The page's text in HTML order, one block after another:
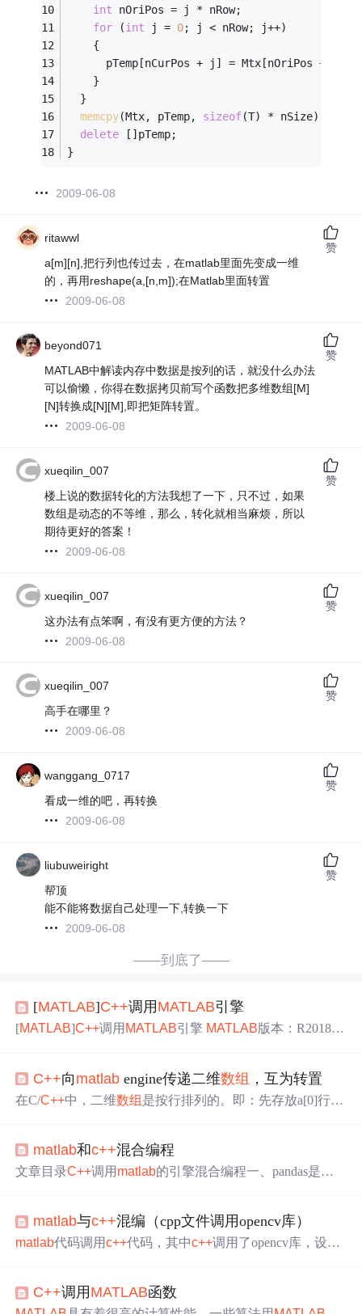
int nOriPos = j * nRow;
for (int j = 0; j < nRow; j++)
    {
      pTemp[nCurPos + j] = Mtx[nOriPos + i];
    }
  }
memcpy(Mtx, pTemp, sizeof(T) * nSize);
delete []pTemp;
}
2009-06-08
ritawwl
a[m][n],把行列也传过去，在matlab里面先变成一维
的，再用reshape(a,[n,m]);在Matlab里面转置
2009-06-08
赞
beyond071
MATLAB中解读内存中数据是按列的话，就没什么办法
可以偷懒，你得在数据拷贝前写个函数把多维数组[M]
[N]转换成[N][M],即把矩阵转置。
2009-06-08
赞
xueqilin_007
楼上说的数据转化的方法我想了一下，只不过，如果
数组是动态的不等维，那么，转化就相当麻烦，所以
期待更好的答案！
2009-06-08
赞
xueqilin_007
这办法有点笨啊，有没有更方便的方法？
2009-06-08
赞
xueqilin_007
高手在哪里？
2009-06-08
赞
wanggang_0717
看成一维的吧，再转换
2009-06-08
赞
liubuweiright
帮顶
能不能将数据自己处理一下,转换一下
2009-06-08
赞
——到底了——
[MATLAB]C++调用 MATLAB引擎
[MATLAB]C++调用 MATLAB引擎 MATLAB版本：R2018b
B，需要和我们的C++一起运行；或者有部分MATLAB/Sim
ulink开发的模块或者函数，需要快速整合到C++中。那么
混合编程方式 MATALB官方提供了多种
言
C++向 matlab engine传递二维数组 ，互为转置
在C/C++中，二维数组 是按行排列的。即：先存放a[0]行，
矩阵方式存储数据，它是按列优先排列的。即：先存放a[0]
列，再存放a[1]列，接着是存放a[2]列，等等。所以，在这
以了。比如在C++中定义了一个M*N的二维数组A，现在
想把它传递到matlab中进行运算，那么只需要在matla
matlab和c++混合编程
文章目录C++调用 matlab的引擎混合编程一、pandas是什
置 【2】链接器->附加依赖项——填写这些lib libeng.lib libm
x.lib libmex.lib mclmcrrt.lib 【3】常规处配置 测试代码 // C
matlab与c++混编（cpp文件调用opencv库）
matlab代码调用c++代码，其中c++调用了opencv库，设置
C++调用 MATLAB函数